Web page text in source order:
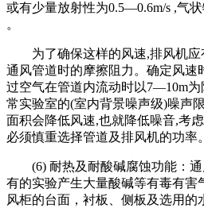
或有少量放射性为0.5―0.6m/s ,气状
。
为了确保这样的风速,排风机应
通风管道时的摩擦阻力。确定风速
过空气在管道内流动时以7―10m为
常实验室的(室内背景噪声级)噪声
面积会降低风速,也就降低噪音,考
必须慎重选择管道及排风机的功率。
(6) 耐热及耐酸碱腐蚀功能：通
有的实验产生大量酸碱等有毒有害
风柜的台面，衬板、侧板及选用